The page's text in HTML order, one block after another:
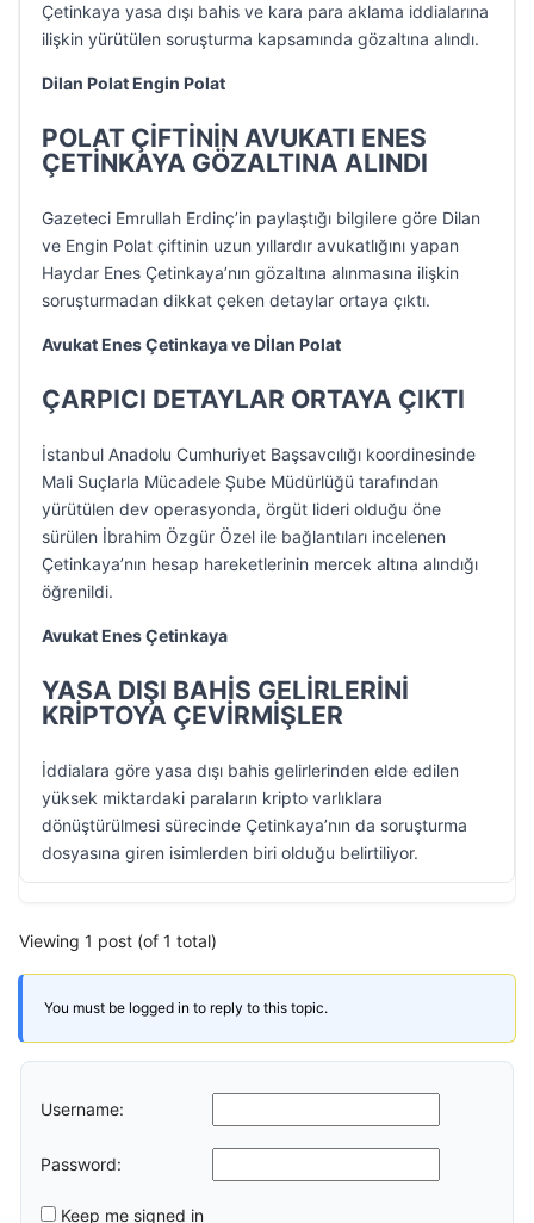
Çetinkaya yasa dışı bahis ve kara para aklama iddialarına
ilişkin yürütülen soruşturma kapsamında gözaltına alındı.
Dilan Polat Engin Polat
POLAT ÇİFTİNİN AVUKATI ENES
ÇETİNKAYA GÖZALTINA ALINDI
Gazeteci Emrullah Erdinç’in paylaştığı bilgilere göre Dilan
ve Engin Polat çiftinin uzun yıllardır avukatlığını yapan
Haydar Enes Çetinkaya’nın gözaltına alınmasına ilişkin
soruşturmadan dikkat çeken detaylar ortaya çıktı.
Avukat Enes Çetinkaya ve Dİlan Polat
ÇARPICI DETAYLAR ORTAYA ÇIKTI
İstanbul Anadolu Cumhuriyet Başsavcılığı koordinesinde
Mali Suçlarla Mücadele Şube Müdürlüğü tarafından
yürütülen dev operasyonda, örgüt lideri olduğu öne
sürülen İbrahim Özgür Özel ile bağlantıları incelenen
Çetinkaya’nın hesap hareketlerinin mercek altına alındığı
öğrenildi.
Avukat Enes Çetinkaya
YASA DIŞI BAHİS GELİRLERİNİ
KRİPTOYA ÇEVİRMİŞLER
İddialara göre yasa dışı bahis gelirlerinden elde edilen
yüksek miktardaki paraların kripto varlıklara
dönüştürülmesi sürecinde Çetinkaya’nın da soruşturma
dosyasına giren isimlerden biri olduğu belirtiliyor.
Viewing 1 post (of 1 total)
You must be logged in to reply to this topic.
Username:
Password:
Keep me signed in